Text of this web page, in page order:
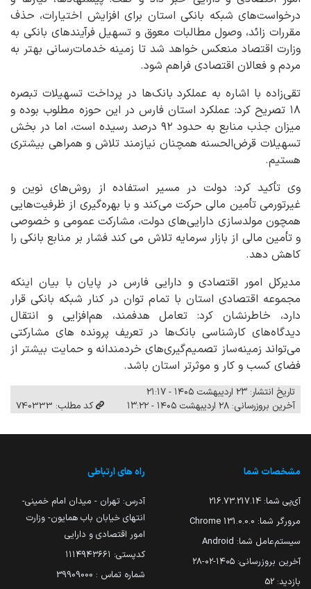
درخواست‌های شبکه بانکی استان برای افزایش اختیارات، حذف
مقررات‌ زائد، وصول مطالبات معوق و تسهیل فرآیندهای بانکی به
وزارت اقتصاد منعکس خواهد شد تا زمینه خدمات‌رسانی بهتر به
مردم و فعالان اقتصادی فراهم شود.
تقی‌زاده با اشاره به عملکرد بانک‌ها در پرداخت تسهیلات تبصره
۱۸ تصریح کرد: عملکرد استان فارس در این حوزه مطلوب بوده و
میزان جذب منابع به حدود ۹۲ درصد رسیده است، اما در بخش
تسهیلات قرض‌الحسنه همچنان نیازمند تلاش و همراهی بیشتری
هستیم.
وی تأکید کرد: دولت در مسیر استفاده از روش‌های نوین و
غیرتورمی تأمین مالی حرکت می‌کند و با بهره‌گیری از ظرفیت‌هایی
همچون مولدسازی دارایی‌های دولت، مشارکت عمومی و خصوصی
و تأمین مالی از بازار سرمایه تلاش می کند فشار بر منابع بانکی را
کاهش دهد.
مدیرکل امور اقتصادی و دارایی فارس در پایان با بیان اینکه
مجموعه اقتصادی استان با تمام توان در کنار شبکه بانکی قرار
دارد، خاطرنشان کرد: تعامل هدفمند، هم‌افزایی و انتقال
دیدگاه‌های کارشناسی بانک‌ها در تعریف پرونده های مشارکتی
می‌تواند زمینه‌ساز تصمیم‌گیری‌های خردمندانه و حمایت بیشتر از
فضای کسب و کار و موثرتر استان باشد.
تاریخ انتشار: ۲۳ اردیبهشت ۱۴۰۵ - ۲۱:۱۷
آخرین بروزرسانی: ۲۸ اردیبهشت ۱۴۰۵ - ۱۳:۲۲
کد مطلب: 740333
مشخصات شما
آی‌پی شما: 216.73.217.14
مرورگر شما: 131.0.0.0 Chrome
سیستم‌عامل شما: Android
آخرین بروزرسانی: ۱۴۰۵-۰۲-۲۸
بازدید: 52
راه های ارتباطی
آدرس: تهران - میدان امام خمینی-
انتهای خیابان باب همایون- وزارت
امور اقتصادی و دارایی
کدپستی: ۱۱۱۴۹۴۳۶۶۱
شماره تماس : 39909000